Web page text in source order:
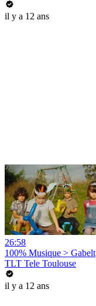
il y a 12 ans
26:58
100% Musique > Gabelt
TLT Tele Toulouse
il y a 12 ans